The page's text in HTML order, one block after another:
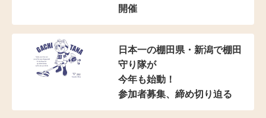
開催
日本一の棚田県・新潟で棚田
守り隊が
今年も始動！
参加者募集、締め切り迫る